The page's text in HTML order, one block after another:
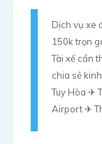
Dịch vụ xe
150k trọn
Tài xế cẩn
chia sẻ
Tuy Hòa ✈
Airport ✈